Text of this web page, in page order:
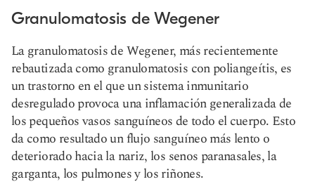
Granulomatosis de Wegener
La granulomatosis de Wegener, más recientemente
rebautizada como granulomatosis con poliangeítis, es
un trastorno en el que un sistema inmunitario
desregulado provoca una inflamación generalizada de
los pequeños vasos sanguíneos de todo el cuerpo. Esto
da como resultado un flujo sanguíneo más lento o
deteriorado hacia la nariz, los senos paranasales, la
garganta, los pulmones y los riñones.